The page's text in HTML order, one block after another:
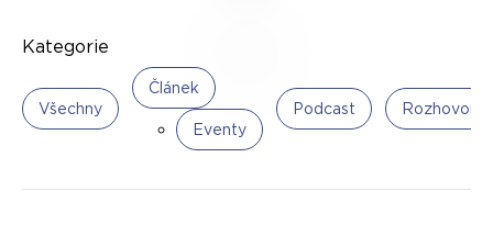
Kategorie
Všechny
Článek
Eventy
Podcast Rozhovor